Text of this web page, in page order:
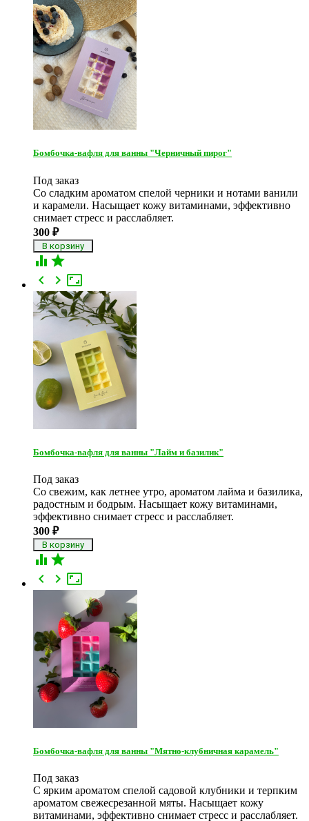
Бомбочка-вафля для ванны "Черничный пирог"
Под заказ
Со сладким ароматом спелой черники и нотами ванили
и карамели. Насыщает кожу витаминами, эффективно
снимает стресс и расслабляет.
300 ₽
 

 
Бомбочка-вафля для ванны "Лайм и базилик"
Под заказ
Со свежим, как летнее утро, ароматом лайма и базилика,
радостным и бодрым. Насыщает кожу витаминами,
эффективно снимает стресс и расслабляет.
300 ₽
 

 
Бомбочка-вафля для ванны "Мятно-клубничная карамель"
Под заказ
С ярким ароматом спелой садовой клубники и терпким
ароматом свежесрезанной мяты. Насыщает кожу
витаминами, эффективно снимает стресс и расслабляет.